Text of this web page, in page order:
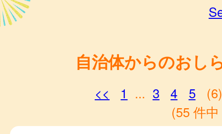
自治体からのおし
<< 1 ... 3 4 5
(6)
(55 件